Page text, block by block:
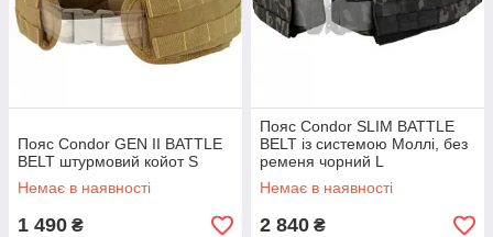
Пояс Condor GEN II BATTLE
BELT штурмовий койот S
Немає в наявності
1 490 ₴
Пояс Condor SLIM BATTLE
BELT із системою Моллі, без
ременя чорний L
Немає в наявності
2 840 ₴